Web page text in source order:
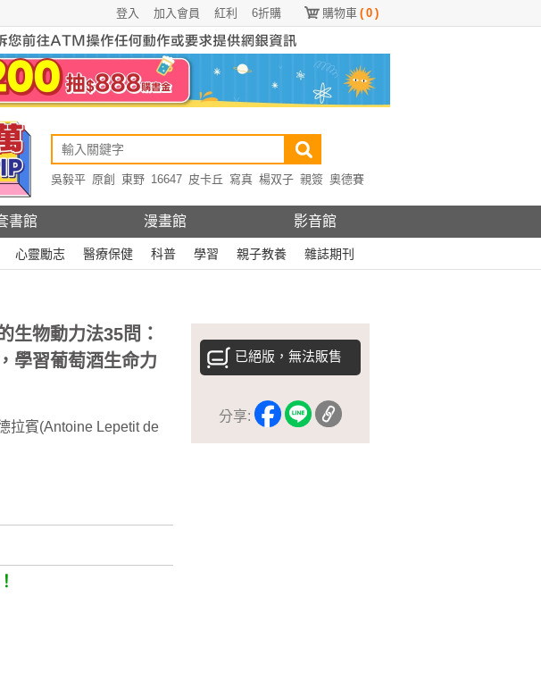
購物車 ( 0 )
6折購
紅利
加入會員
登入
吳毅平 原創 東野 16647 皮卡丘 寫真 楊双子 親簽 奧德賽
書館 漫畫館 影音館
心靈勵志 醫療保健 科普 學習 親子教養 雜誌期刊
已絕版，無法販售
分享:
生物動力法35問：
學習葡萄酒生命力
拉賓(Antoine Lepetit de